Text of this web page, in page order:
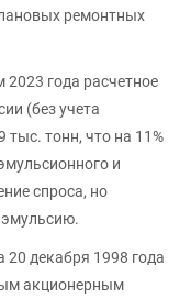
ремонтных
2023 года расчетное
(без учета
тыс. тонн, что на 11%
и
спроса, но
20 декабря 1998 года
акционерным